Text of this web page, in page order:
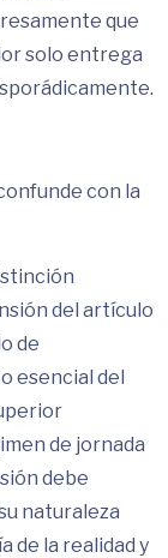
que
solo entrega
con la
del artículo
de
esencial del
de jornada
debe
naturaleza
de la realidad y